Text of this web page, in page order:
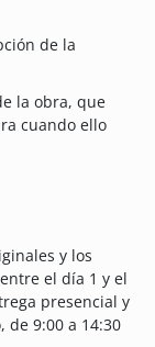
de la
la obra, que
cuando ello
y los
el día 1 y el
presencial y
de 9:00 a 14:30